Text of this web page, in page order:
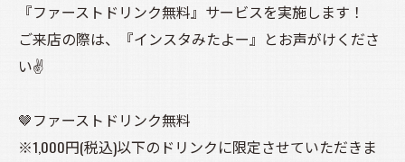
『ファーストドリンク無料』サービスを実施します！
ご来店の際は、『インスタみたよー』とお声がけくださ
い✌️
🤎ファーストドリンク無料
※1,000円(税込)以下のドリンクに限定させていただきま